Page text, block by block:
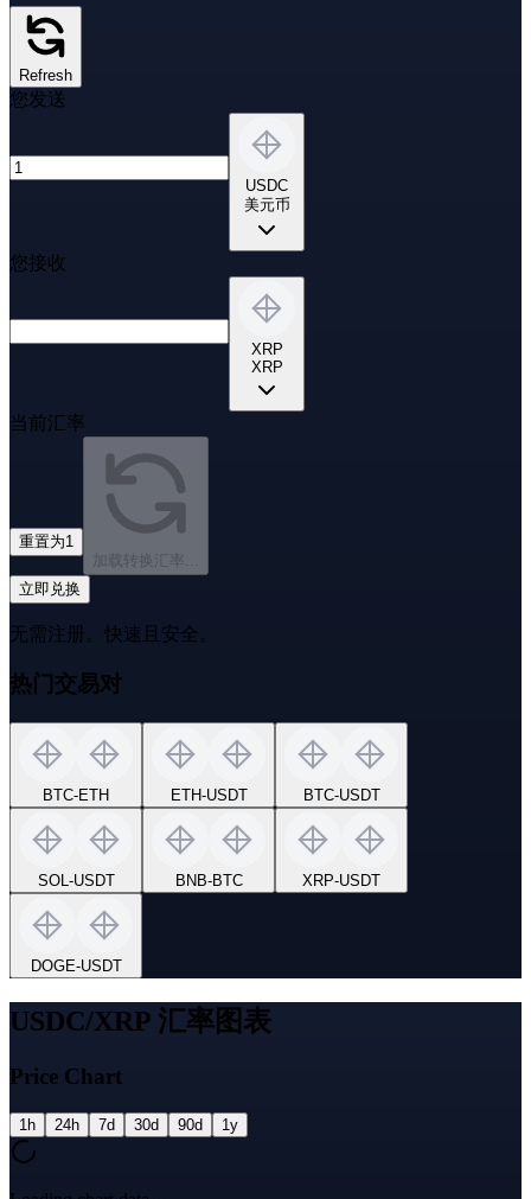
Refresh
您发送
USDC
美元币
您接收
XRP
XRP
当前汇率
重置为1
加载转换汇率...
立即兑换
无需注册。快速且安全。
热门交易对
BTC-ETH ETH-USDT BTC-USDT
SOL-USDT BNB-BTC XRP-USDT
DOGE-USDT
USDC/XRP 汇率图表
Price Chart
1h 24h 7d 30d 90d 1y